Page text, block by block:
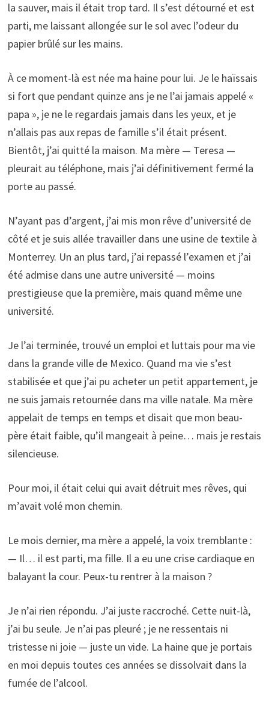
la sauver, mais il était trop tard. Il s’est détourné et est
parti, me laissant allongée sur le sol avec l’odeur du
papier brûlé sur les mains.
À ce moment-là est née ma haine pour lui. Je le haïssais
si fort que pendant quinze ans je ne l’ai jamais appelé «
papa », je ne le regardais jamais dans les yeux, et je
n’allais pas aux repas de famille s’il était présent.
Bientôt, j’ai quitté la maison. Ma mère — Teresa —
pleurait au téléphone, mais j’ai définitivement fermé la
porte au passé.
N’ayant pas d’argent, j’ai mis mon rêve d’université de
côté et je suis allée travailler dans une usine de textile à
Monterrey. Un an plus tard, j’ai repassé l’examen et j’ai
été admise dans une autre université — moins
prestigieuse que la première, mais quand même une
université.
Je l’ai terminée, trouvé un emploi et luttais pour ma vie
dans la grande ville de Mexico. Quand ma vie s’est
stabilisée et que j’ai pu acheter un petit appartement, je
ne suis jamais retournée dans ma ville natale. Ma mère
appelait de temps en temps et disait que mon beau-
père était faible, qu’il mangeait à peine… mais je restais
silencieuse.
Pour moi, il était celui qui avait détruit mes rêves, qui
m’avait volé mon chemin.
Le mois dernier, ma mère a appelé, la voix tremblante :
— Il… il est parti, ma fille. Il a eu une crise cardiaque en
balayant la cour. Peux-tu rentrer à la maison ?
Je n’ai rien répondu. J’ai juste raccroché. Cette nuit-là,
j’ai bu seule. Je n’ai pas pleuré ; je ne ressentais ni
tristesse ni joie — juste un vide. La haine que je portais
en moi depuis toutes ces années se dissolvait dans la
fumée de l’alcool.